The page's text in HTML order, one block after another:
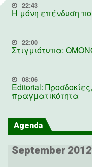
22:43
Η μόνη επένδυση
22:00
Στιγμιότυπα:
08:06
Editorial:
πραγματικότητα
Agenda
September 2012